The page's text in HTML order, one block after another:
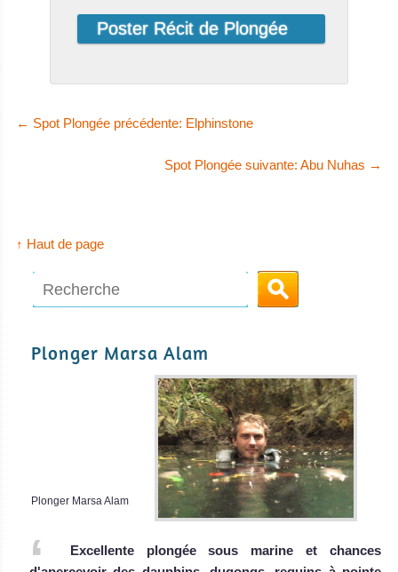
MY Golden Dolphin Avis sur le Bateau de Croisière Plongée
MY Obsession
2017 // Malheureusement, le MY Obsession
MY Obsession Avis sur le Bateau de Croisière Plongée
MY
Seawolf
← Spot Plongée précédente: Elphinstone
Spot Plongée suivante: Abu Nuhas →
↑ Haut de page
Plonger Marsa Alam
Plonger Marsa Alam
Excellente plongée sous marine et chances